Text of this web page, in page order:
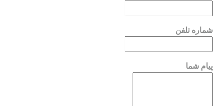
شماره تلفن
پیام شما